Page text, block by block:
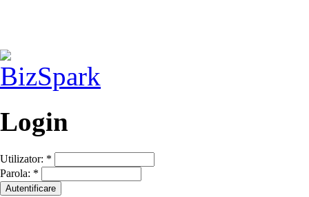
Login
Utilizator: *
Parola: *